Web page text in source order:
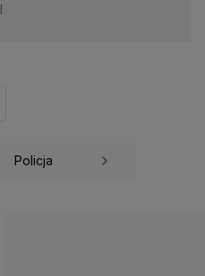
Policja